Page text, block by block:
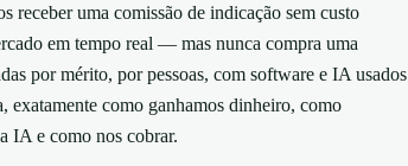
receber uma comissão de indicação sem custo
em tempo real — mas nunca compra uma
por mérito, por pessoas, com software e IA usados
exatamente como ganhamos dinheiro, como
IA e como nos cobrar.